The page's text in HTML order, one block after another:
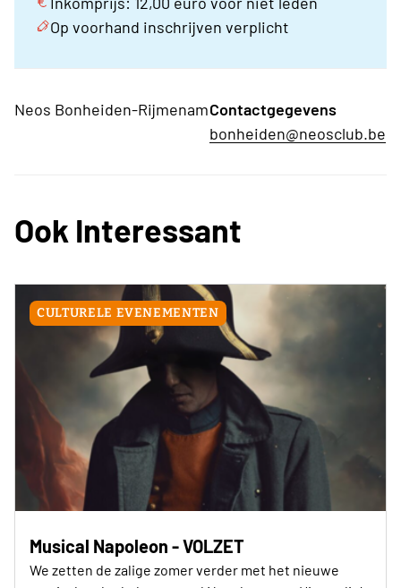
Op voorhand inschrijven verplicht
Neos Bonheiden-RijmenamContactgegevens
bonheiden@neosclub.be
Ook Interessant
CULTURELE EVENEMENTEN
Musical Napoleon - VOLZET
We zetten de zalige zomer verder met het nieuwe